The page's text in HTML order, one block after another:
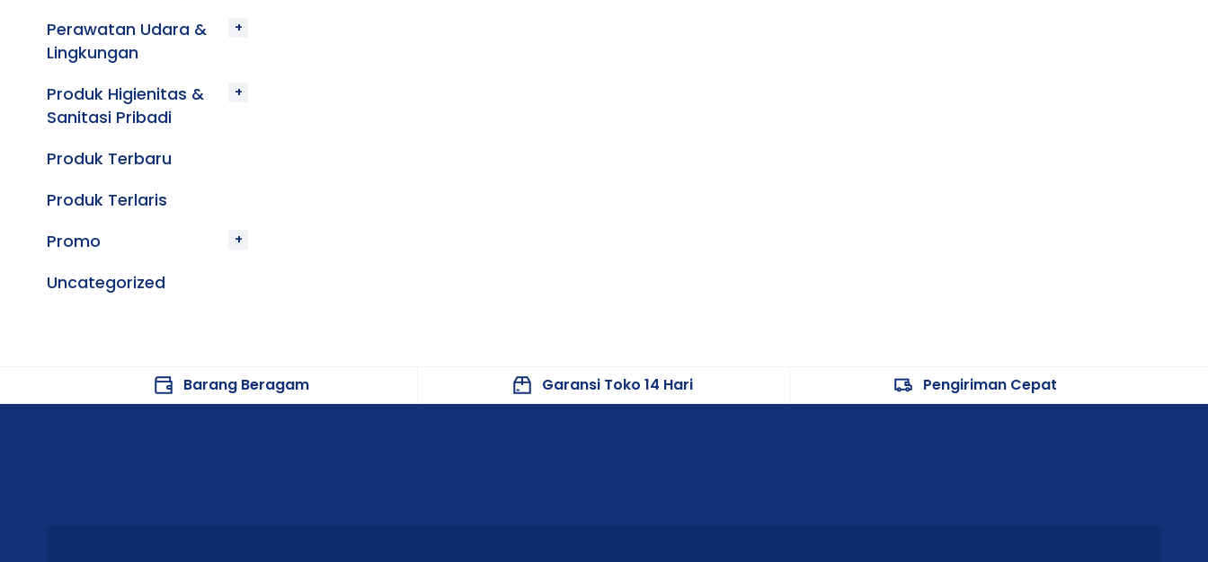
Perawatan Udara &
Lingkungan
Produk Higienitas &
Sanitasi Pribadi
Produk Terbaru
Produk Terlaris
Promo
Uncategorized
Barang Beragam Garansi Toko 14 Hari Pengiriman Cepat